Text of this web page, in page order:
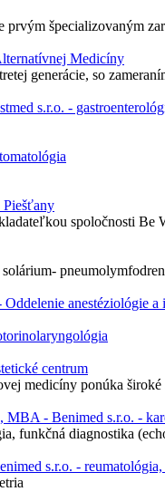
prvým špecializovaným
Medicíny
generácie, so
s.r.o. -
Piešťany
spoločnosti Be
anestéziológie
centrum
medicíny ponúka
MBA - Benimed s.r.o. -
funkčná diagnostika
s.r.o. - reumatológia,